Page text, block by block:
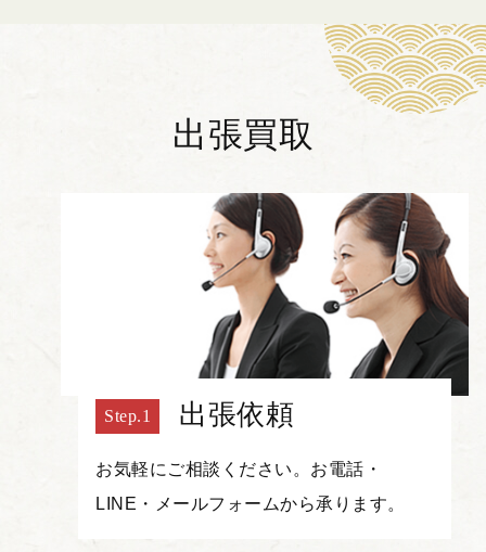
出張買取
出張依頼
お気軽にご相談ください。お電話・
LINE・メールフォームから承ります。